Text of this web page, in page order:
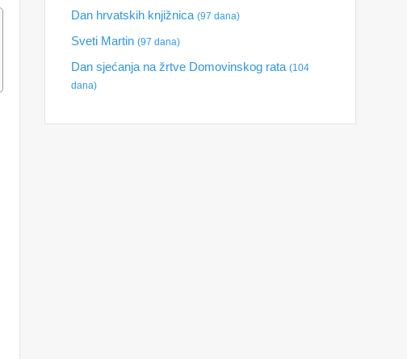
Dan hrvatskih knjižnica (97 dana)
Sveti Martin (97 dana)
Dan sjećanja na žrtve Domovinskog rata (104
dana)